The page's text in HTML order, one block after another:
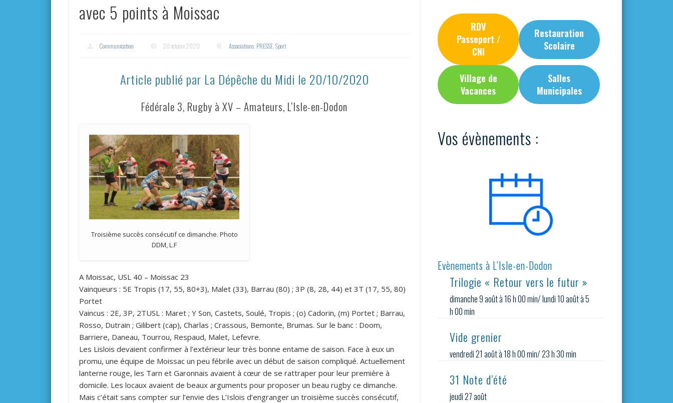
avec 5 points à Moissac
Communication 20 octobre 2020 Associations PRESSE ,Sport
Article publié par La Dépêche du Midi le 20/10/2020
Fédérale 3, Rugby à XV – Amateurs, L’Isle-en-Dodon
Troisième succès consécutif ce dimanche. Photo
DDM, L.F
A Moissac, USL 40 – Moissac 23
Vainqueurs : 5E Tropis (17, 55, 80+3), Malet (33), Barrau (80) ; 3P (8, 28, 44) et 3T (17, 55, 80)
Portet
Vaincus : 2E, 3P, 2TUSL : Maret ; Y Son, Castets, Soulé, Tropis ; (o) Cadorin, (m) Portet ; Barrau,
Rosso, Dutrain ; Gilibert (cap), Charlas ; Crassous, Bemonte, Brumas. Sur le banc : Doom,
Barriere, Daneau, Tourrou, Respaud, Malet, Lefevre.
Les Lislois devaient confirmer à l’extérieur leur très bonne entame de saison. Face à eux un
promu, une équipe de Moissac un peu fébrile avec un début de saison compliqué. Actuellement
lanterne rouge, les Tarn et Garonnais avaient à cœur de se rattraper pour leur première à
domicile. Les locaux avaient de beaux arguments pour proposer un beau rugby ce dimanche.
Mais c’était sans compter sur l’envie des L’Islois d’engranger un troisième succès consécutif,
RDV
Passeport /
CNI
Restauration
Scolaire
Village de
Vacances
Salles
Municipales
Vos évènements :
Evènements à L’Isle-en-Dodon
Trilogie « Retour vers le futur »
dimanche 9 août à 16 h 00 min/lundi 10 août à 5
h 00 min
Vide grenier
vendredi 21 août à 18 h 00 min/23 h 30 min
31 Note d’été
jeudi 27 août